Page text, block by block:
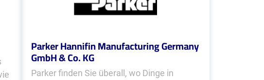
Parker Hannifin Manufacturing Germany
GmbH & Co. KG
Parker finden Sie überall, wo Dinge in